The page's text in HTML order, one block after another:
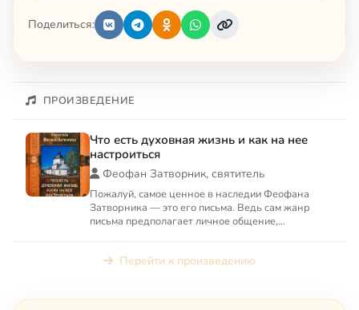
Поделиться:
ПРОИЗВЕДЕНИЕ
Что есть духовная жизнь и как на нее
настроиться
Феофан Затворник, святитель
Пожалуй, самое ценное в наследии Феофана
Затворника — это его письма. Ведь сам жанр
письма предполагает личное общение,
Перейти к произведению